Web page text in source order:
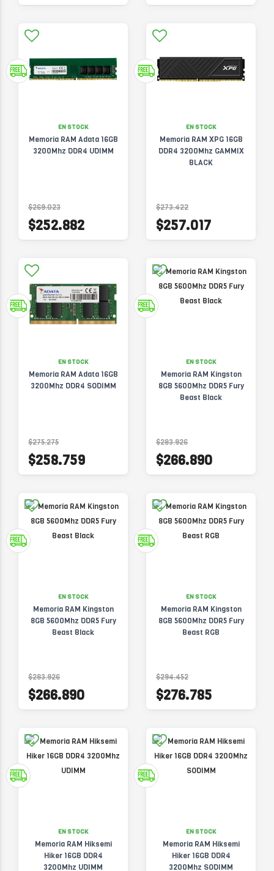
EN STOCK
Memoria RAM Adata 16GB
3200Mhz DDR4 UDIMM
$269.023
$252.882
EN STOCK
Memoria RAM XPG 16GB
DDR4 3200Mhz GAMMIX
BLACK
$273.422
$257.017
EN STOCK
Memoria RAM Adata 16GB
3200Mhz DDR4 SODIMM
$275.275
$258.759
EN STOCK
Memoria RAM Kingston
8GB 5600Mhz DDR5 Fury
Beast Black
$283.926
$266.890
EN STOCK
Memoria RAM Kingston
8GB 5600Mhz DDR5 Fury
Beast Black
$283.926
$266.890
EN STOCK
Memoria RAM Kingston
8GB 5600Mhz DDR5 Fury
Beast RGB
$294.452
$276.785
EN STOCK
Memoria RAM Hiksemi
Hiker 16GB DDR4
3200Mhz UDIMM
EN STOCK
Memoria RAM Hiksemi
Hiker 16GB DDR4
3200Mhz SODIMM